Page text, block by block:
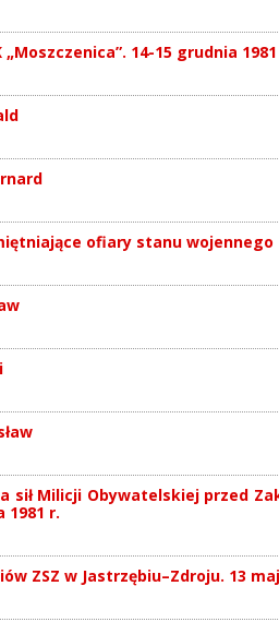
„Moszczenica”. 14-15 grudnia
ofiary stanu wojennego
sił Milicji Obywatelskiej przed
1981 r.
ZSZ w Jastrzębiu–Zdroju. 13